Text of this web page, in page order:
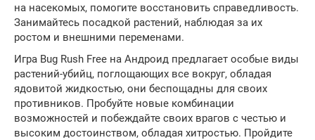
на насекомых, помогите восстановить справедливость.
Занимайтесь посадкой растений, наблюдая за их
ростом и внешними переменами.
Игра Bug Rush Free на Андроид предлагает особые виды
растений-убийц, поглощающих все вокруг, обладая
ядовитой жидкостью, они беспощадны для своих
противников. Пробуйте новые комбинации
возможностей и побеждайте своих врагов с честью и
высоким достоинством, обладая хитростью. Пройдите